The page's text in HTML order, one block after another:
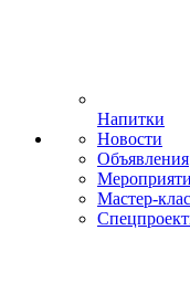
Напитки
Новости
Объявления
Мастер-